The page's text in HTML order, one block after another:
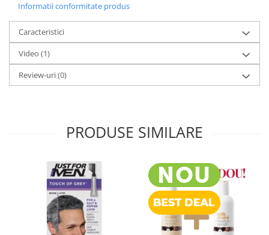
Informatii conformitate produs
Caracteristici
Video (1)
Review-uri(0)
PRODUSE SIMILARE